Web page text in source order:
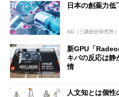
日本の創薬力低
AD（三菱総合研究所）
新GPU「
キバの反応は
情
人文知とは個性